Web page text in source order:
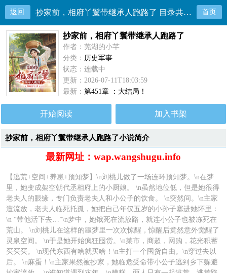
返回 抄家前，相府丫鬟带继承人跑路了 目录共451章 首页
抄家前，相府丫鬟带继承人跑路了
作者：芜湖的小芊
分类： 历史军事
状态：连载中
更新：2026-07-11T18:03:59
最新：第451章 ：大结局！
开始阅读 加入书架
抄家前，相府丫鬟带继承人跑路了小说简介
最新网址：wap.wangshugu.info
【逃荒+空间+养崽+预知梦】\n刘桃儿做了一场连环预知梦。\n在梦
里，她变成架空朝代丞相府上的小厨娘。 \n虽然地位低，但是她很得
老夫人的眼缘，专门负责老夫人和小公子的饮食。 \n突然间。\n主家
遭流放，老夫人临死托孤，她把自己年仅五岁的小孙子塞进她怀里：
\n “带他活下去…”\n梦中，她饿死在流放路，就连小公子也被冻死在
荒山。 \n刘桃儿在这样的噩梦里一次次惊醒，惊醒后竟然意外觉醒了
灵泉空间。 \n于是她开始疯狂囤货。\n菜市，商超，网购，花光积蓄
买买买。 \n现代东西有啥就买啥！\n主打一个囤货自由。\n穿过去以
后。 \n麻蛋！\n主家果然被抄家，她临危受命带小公子逃到乡下躲避